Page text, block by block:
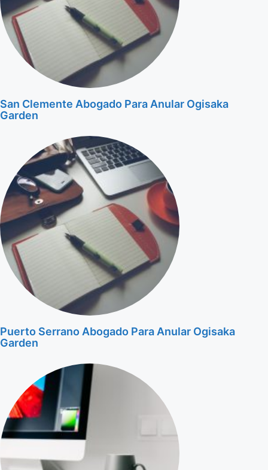
San Clemente Abogado Para Anular Ogisaka
Garden
Puerto Serrano Abogado Para Anular Ogisaka
Garden